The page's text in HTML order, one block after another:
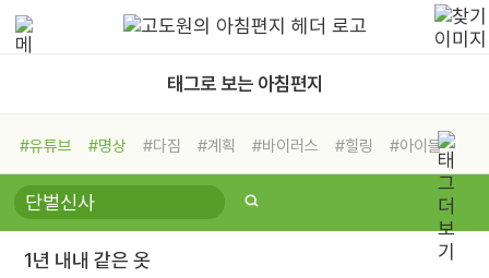
태그로 보는 아침편지
#유튜브 #명상 #다짐 #계획 #바이러스 #힐링
#아이들
#비전캠프
#독서캠프 #삶
#희망
#나눔 #친구 #링컨학교
#독서
#건강 #면역력
1년 내내 같은 옷